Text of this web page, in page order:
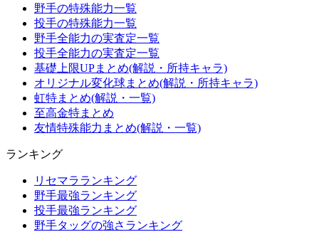
野手の特殊能力一覧
投手の特殊能力一覧
野手全能力の実査定一覧
投手全能力の実査定一覧
基礎上限UPまとめ(解説・所持キャラ)
オリジナル変化球まとめ(解説・所持キャラ)
虹特まとめ(解説・一覧)
至高金特まとめ
友情特殊能力まとめ(解説・一覧)
ランキング
リセマラランキング
野手最強ランキング
投手最強ランキング
野手タッグの強さランキング